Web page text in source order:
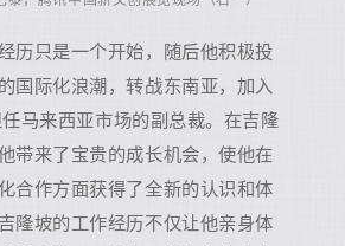
历只是一个开始，随后他积极投
国际化浪潮，转战东南亚，加入
马来西亚市场的副总裁。在吉隆
带来了宝贵的成长机会，使他在
合作方面获得了全新的认识和体
隆坡的工作经历不仅让他亲身体